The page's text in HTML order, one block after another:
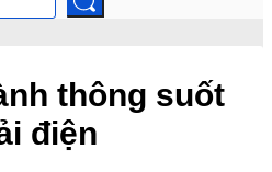
thông suốt
điện